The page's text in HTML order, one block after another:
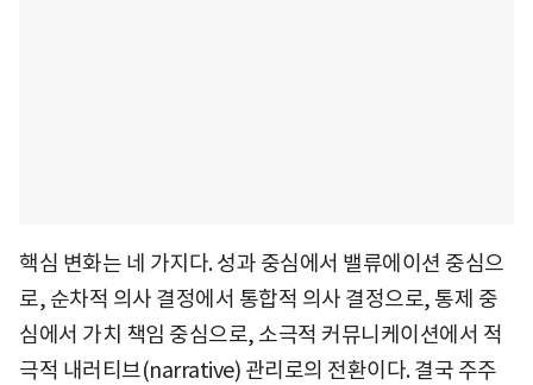
핵심 변화는 네 가지다. 성과 중심에서 밸류에이션 중심으
로, 순차적 의사 결정에서 통합적 의사 결정으로, 통제 중
심에서 가치 책임 중심으로, 소극적 커뮤니케이션에서 적
극적 내러티브(narrative) 관리로의 전환이다. 결국 주주